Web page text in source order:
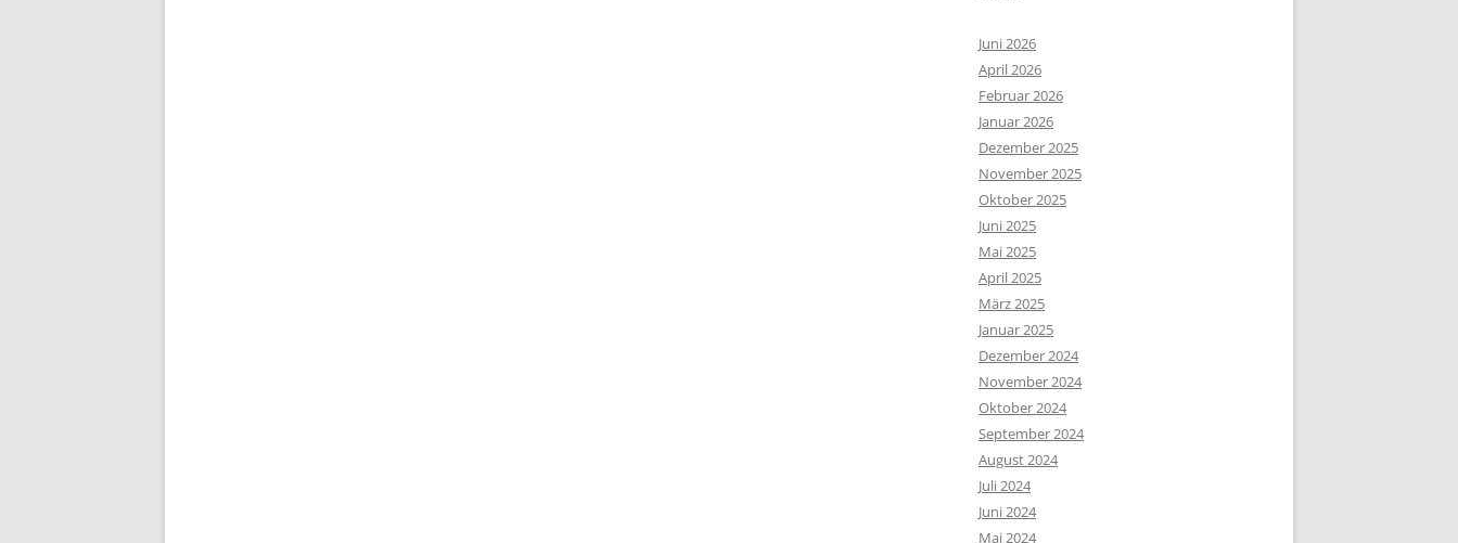
Juni 2026
April 2026
Februar 2026
Januar 2026
Dezember 2025
November 2025
Oktober 2025
Juni 2025
Mai 2025
April 2025
März 2025
Januar 2025
Dezember 2024
November 2024
Oktober 2024
September 2024
August 2024
Juli 2024
Juni 2024
Mai 2024